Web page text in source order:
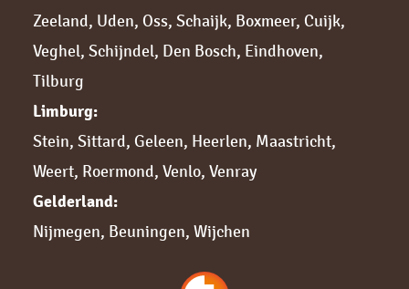
Zeeland, Uden, Oss, Schaijk, Boxmeer, Cuijk,
Veghel, Schijndel, Den Bosch, Eindhoven,
Tilburg
Limburg:
Stein, Sittard, Geleen, Heerlen, Maastricht,
Weert, Roermond, Venlo, Venray
Gelderland:
Nijmegen, Beuningen, Wijchen